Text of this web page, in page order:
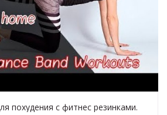
похудения с фитнес резинками.